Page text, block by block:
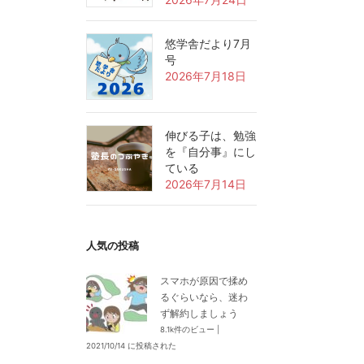
悠学舎だより7月
号
2026年7月18日
伸びる子は、勉強
を『自分事』にし
ている
2026年7月14日
人気の投稿
スマホが原因で揉め
るぐらいなら、迷わ
ず解約しましょう
8.1k件のビュー
2021/10/14 に投稿された